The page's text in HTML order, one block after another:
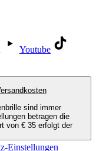
Youtube
sind immer
betragen die
von € 35 erfolgt der
Einstellungen